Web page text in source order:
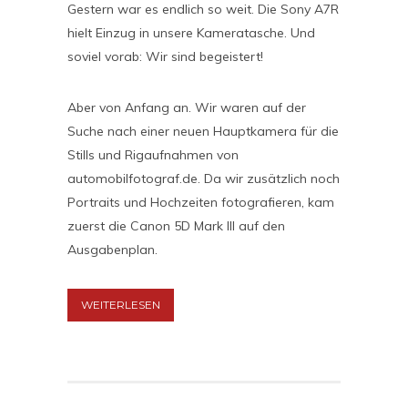
Gestern war es endlich so weit. Die Sony A7R
hielt Einzug in unsere Kameratasche. Und
soviel vorab: Wir sind begeistert!
Aber von Anfang an. Wir waren auf der
Suche nach einer neuen Hauptkamera für die
Stills und Rigaufnahmen von
automobilfotograf.de. Da wir zusätzlich noch
Portraits und Hochzeiten fotografieren, kam
zuerst die Canon 5D Mark III auf den
Ausgabenplan.
WEITERLESEN